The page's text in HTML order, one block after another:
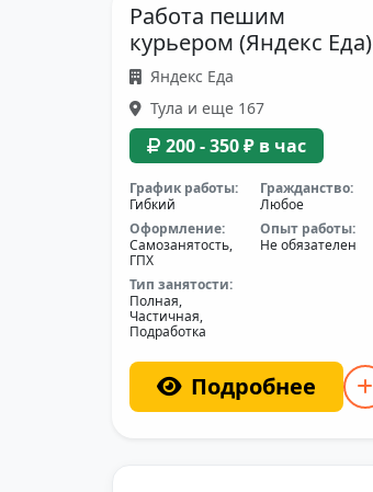
Работа пешим
курьером (Яндекс Еда)
Яндекс Еда
Тула и еще 167
200 - 350 ₽ в час
График работы:
Гибкий
Гражданство:
Любое
Оформление:
Самозанятость,
ГПХ
Опыт работы:
Не обязателен
Тип занятости:
Полная,
Частичная,
Подработка
Подробнее